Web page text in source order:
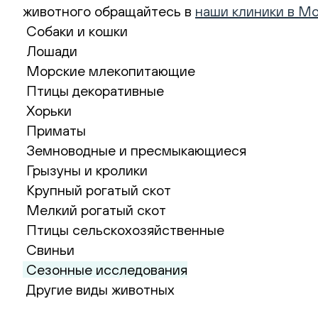
животного обращайтесь в наши клиники в
Собаки и кошки
Лошади
Морские млекопитающие
Птицы декоративные
Хорьки
Приматы
Земноводные и пресмыкающиеся
Грызуны и кролики
Крупный рогатый скот
Мелкий рогатый скот
Птицы сельскохозяйственные
Свиньи
Сезонные исследования
Другие виды животных